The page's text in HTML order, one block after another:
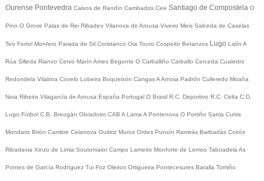
Ourense Pontevedra Calvos de Randín Cambados Cee Santiago de Compostela O
Pino O Grove Palas de Rei Ribadeo Vilanova de Arousa Viveiro Meis Salceda de Caselas
Teo Ferrol Monfero Parada de Sil Coristanco Oia Touro Cospeito Betanzos Lugo Lalín A
Rúa Silleda Rianxo Cervo Marín Ames Begonte O Carballiño Carballo Cerceda Cualedro
Redondela Vilaboa Covelo Lobeira Boqueixón CangasA Arnoia Padrón Culleredo Moaña
Noia Ribeira Vilagarcía de Arousa España Portugal O Brasil R.C. Deportivo R.C. Celta C.D.
Lugo Fútbol C.B. Breogán Obradoiro CAB A Lama A Pontenova O Porriño Sarria Curtis
Mondariz Brión Cambre Celanova Guitiriz Muros Ordes Punxín Ramirás Barbadás Coirós
Ribadavia Xinzo de Limia Soutomaior Campo Lameiro Monforte de Lemos Taboadela As
Pontes de García Rodríguez Tui Foz Oleiros Ortigueira Pontecesures Baralla Tomiño